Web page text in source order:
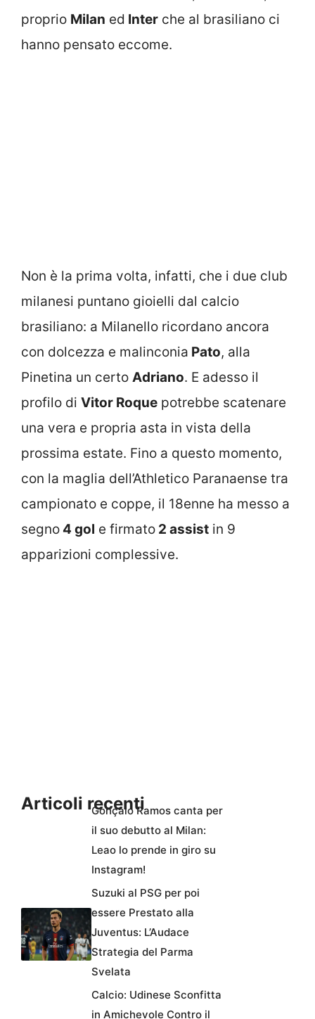
proprio Milan ed Inter che al brasiliano ci
hanno pensato eccome.
Non è la prima volta, infatti, che i due club
milanesi puntano gioielli dal calcio
brasiliano: a Milanello ricordano ancora
con dolcezza e malinconia Pato, alla
Pinetina un certo Adriano. E adesso il
profilo di Vitor Roque potrebbe scatenare
una vera e propria asta in vista della
prossima estate. Fino a questo momento,
con la maglia dell’Athletico Paranaense tra
campionato e coppe, il 18enne ha messo a
segno 4 gol e firmato 2 assist in 9
apparizioni complessive.
Articoli recentiGonçalo Ramos canta per
il suo debutto al Milan:
Leao lo prende in giro su
Instagram!
Suzuki al PSG per poi
essere Prestato alla
Juventus: L’Audace
Strategia del Parma
Svelata
Calcio: Udinese Sconfitta
in Amichevole Contro il